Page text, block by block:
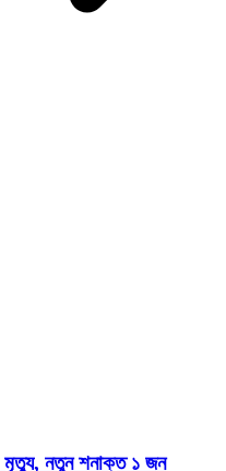
মৃত্যু, নতুন শনাক্ত ১ জন